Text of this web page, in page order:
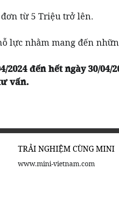
từ 5 Triệu trở lên.
lực nhằm mang đến
đến hết ngày 30/04/
vấn.
TRẢI NGHIỆM CÙNG MINI
www.mini-vietnam.com